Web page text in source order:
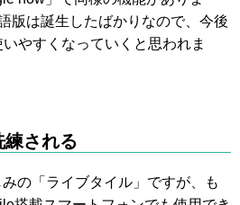
版は誕生したばかりなので、今後
やすくなっていくと思われま
練される
の「ライブタイル」ですが、も